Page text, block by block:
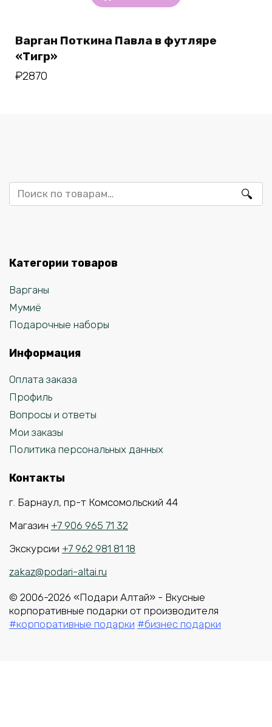
Варган Поткина Павла в футляре
«Тигр»
₽2870
Искать:
Категории товаров
Варганы
Мумиё
Подарочные наборы
Информация
Оплата заказа
Профиль
Вопросы и ответы
Мои заказы
Политика персональных данных
Контакты
г. Барнаул, пр-т Комсомольский 44
Магазин +7 906 965 71 32
Экскурсии +7 962 981 81 18
zakaz@podari-altai.ru
© 2006-2026 «Подари Алтай» - Вкусные
корпоративные подарки от производителя
#корпоративные подарки #бизнес подарки